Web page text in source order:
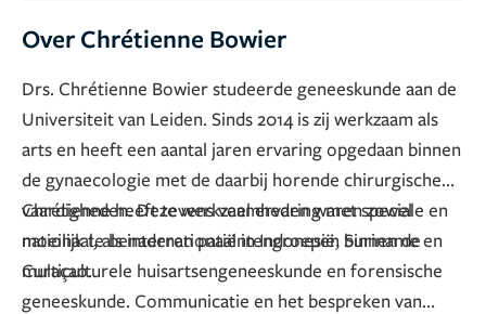
Over Chrétienne Bowier
Drs. Chrétienne Bowier studeerde geneeskunde aan de
Universiteit van Leiden. Sinds 2014 is zij werkzaam als
arts en heeft een aantal jaren ervaring opgedaan binnen
de gynaecologie met de daarbij horende chirurgische
vaardigheden. Deze werkzaamheden waren zowel
nationaal, als internationaal in Indonesië, Suriname en
Curaçao.
Chrétienne heeft tevens veel ervaring met speciale en
moeilijk te benaderen patiëntengroepen binnen de
multiculturele huisartsengeneeskunde en forensische
geneeskunde. Communicatie en het bespreken van